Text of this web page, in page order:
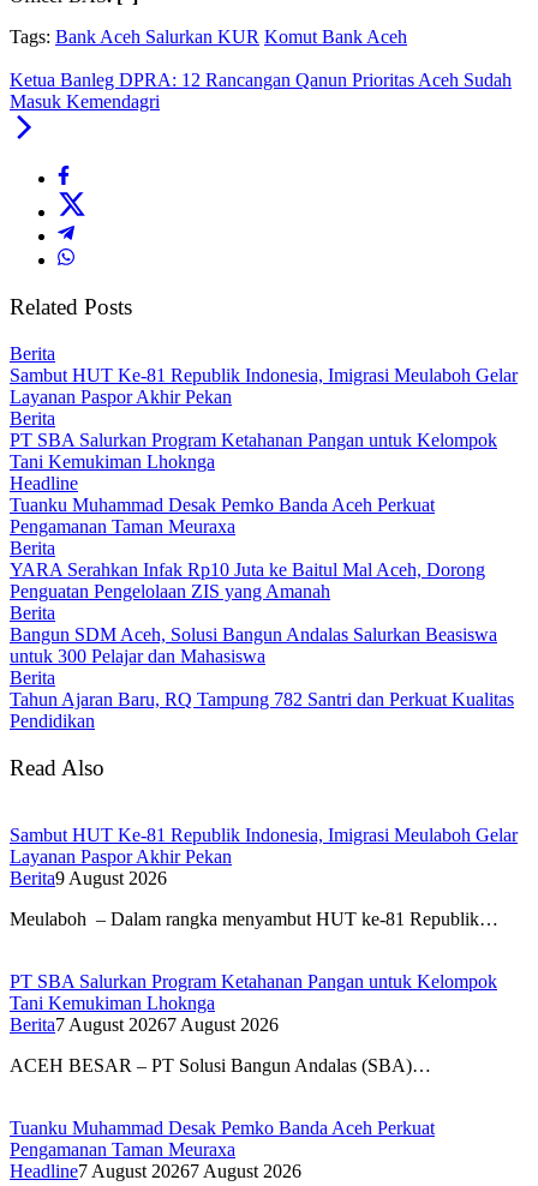
Tags: Bank Aceh Salurkan KUR Komut Bank Aceh
Ketua Banleg DPRA: 12 Rancangan Qanun Prioritas Aceh Sudah
Masuk Kemendagri
Related Posts
Berita
Sambut HUT Ke-81 Republik Indonesia, Imigrasi Meulaboh Gelar
Layanan Paspor Akhir Pekan
Berita
PT SBA Salurkan Program Ketahanan Pangan untuk Kelompok
Tani Kemukiman Lhoknga
Headline
Tuanku Muhammad Desak Pemko Banda Aceh Perkuat
Pengamanan Taman Meuraxa
Berita
YARA Serahkan Infak Rp10 Juta ke Baitul Mal Aceh, Dorong
Penguatan Pengelolaan ZIS yang Amanah
Berita
Bangun SDM Aceh, Solusi Bangun Andalas Salurkan Beasiswa
untuk 300 Pelajar dan Mahasiswa
Berita
Tahun Ajaran Baru, RQ Tampung 782 Santri dan Perkuat Kualitas
Pendidikan
Read Also
Sambut HUT Ke-81 Republik Indonesia, Imigrasi Meulaboh Gelar
Layanan Paspor Akhir Pekan
Berita9 August 2026
Meulaboh – Dalam rangka menyambut HUT ke-81 Republik…
PT SBA Salurkan Program Ketahanan Pangan untuk Kelompok
Tani Kemukiman Lhoknga
Berita7 August 20267 August 2026
ACEH BESAR – PT Solusi Bangun Andalas (SBA)…
Tuanku Muhammad Desak Pemko Banda Aceh Perkuat
Pengamanan Taman Meuraxa
Headline7 August 20267 August 2026